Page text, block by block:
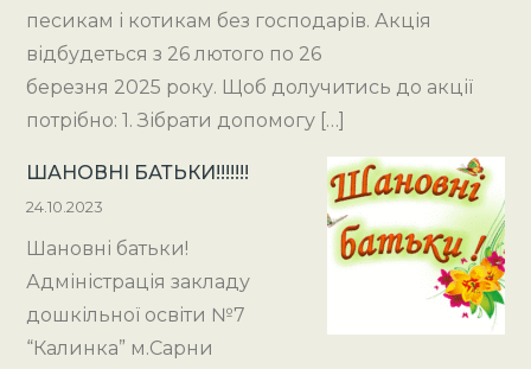
песикам і котикам без господарів. Акція
відбудеться з 26 лютого по 26
березня 2025 року. Щоб долучитись до акції
потрібно: 1. Зібрати допомогу […]
ШАНОВНІ БАТЬКИ!!!!!!!
24.10.2023
Шановні батьки!
Адміністрація закладу
дошкільної освіти №7
“Калинка” м.Сарни